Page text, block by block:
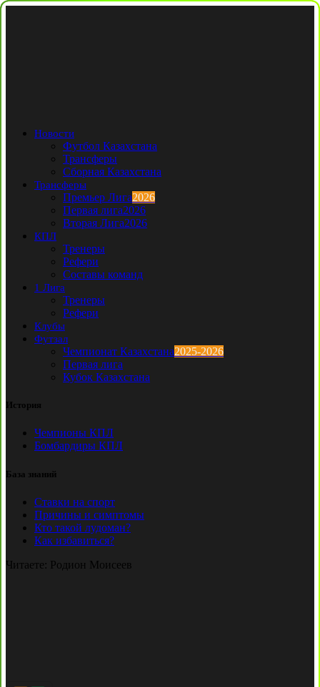
Новости
Футбол Казахстана
Трансферы
Сборная Казахстана
Трансферы
Премьер Лига2026
Первая лига2026
Вторая Лига2026
КПЛ
Тренеры
Рефери
Составы команд
1 Лига
Тренеры
Рефери
Клубы
Футзал
Чемпионат Казахстана2025-2026
Первая лига
Кубок Казахстана
История
Чемпионы КПЛ
Бомбардиры КПЛ
База знаний
Ставки на спорт
Причины и симптомы
Кто такой лудоман?
Как избавиться?
Читаете: Родион Моисеев